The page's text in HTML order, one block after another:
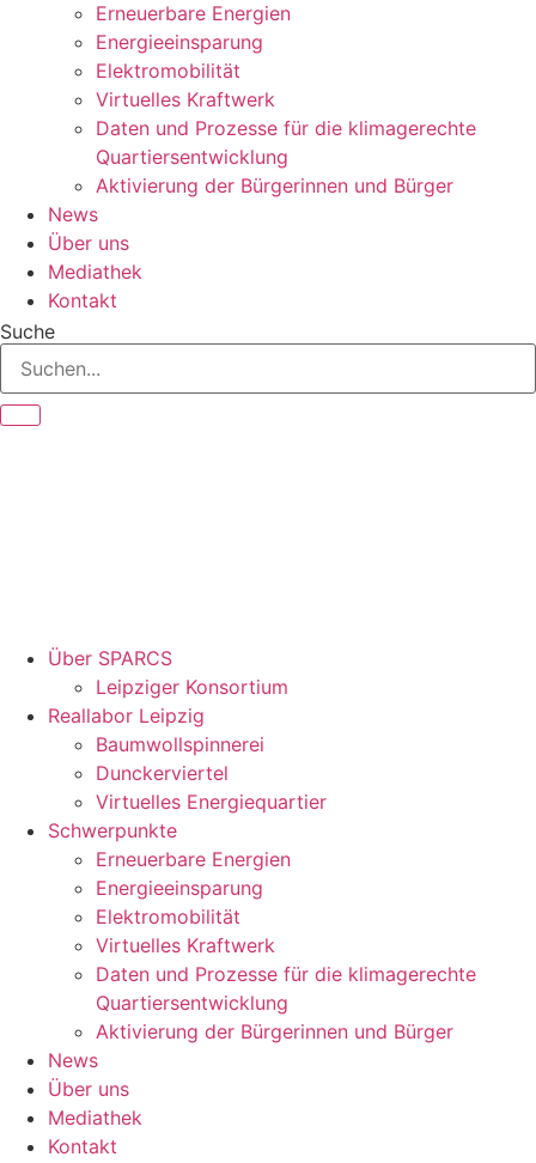
Erneuerbare Energien
Energieeinsparung
Elektromobilität
Virtuelles Kraftwerk
Daten und Prozesse für die klimagerechte
Quartiersentwicklung
Aktivierung der Bürgerinnen und Bürger
News
Über uns
Mediathek
Kontakt
Suche
Über SPARCS
Leipziger Konsortium
Reallabor Leipzig
Baumwollspinnerei
Dunckerviertel
Virtuelles Energiequartier
Schwerpunkte
Erneuerbare Energien
Energieeinsparung
Elektromobilität
Virtuelles Kraftwerk
Daten und Prozesse für die klimagerechte
Quartiersentwicklung
Aktivierung der Bürgerinnen und Bürger
News
Über uns
Mediathek
Kontakt